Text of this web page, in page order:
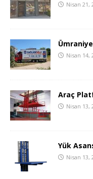
Nisan 21,
Nisan 14,
Araç
Nisan 13,
Yük
Nisan 13,